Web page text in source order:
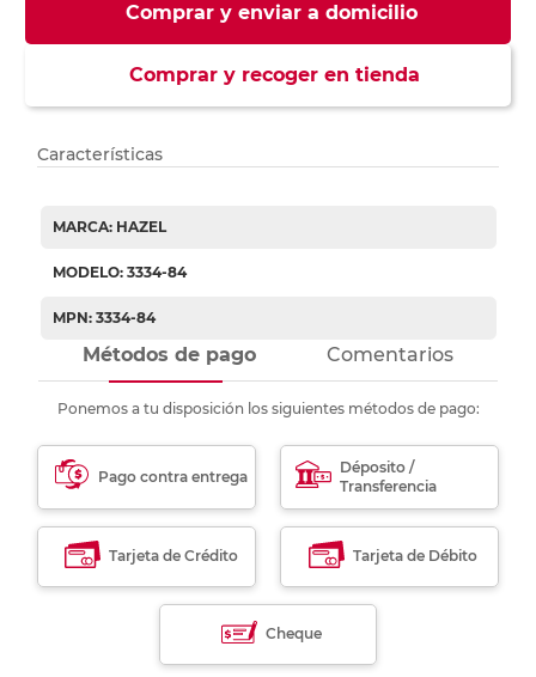
Comprar y enviar a domicilio
Comprar y recoger en tienda
Características
MARCA: HAZEL
MODELO: 3334-84
MPN: 3334-84
Métodos de pago Comentarios
Ponemos a tu disposición los siguientes métodos de pago:
Pago contra entrega
Déposito /
Transferencia
Tarjeta de Crédito Tarjeta de Débito
Cheque